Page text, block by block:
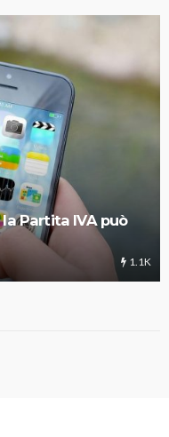
Partita IVA può
1.1K